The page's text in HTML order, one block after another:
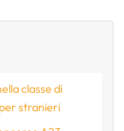
classe di
stranieri